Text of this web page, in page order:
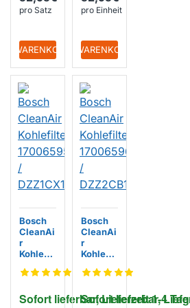
pro Satz
+ WARENKORB
pro Einheit
+ WARENKORB
Sofort lieferbar, Lieferzeit 1-4
Bosch
CleanAi
r
Kohlefilt
170065
DZZ1CX
Sofort lieferbar,
Bosch
CleanAi
r
Kohlefilt
170065
DZZ2CB